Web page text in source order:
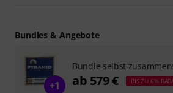
Bundles & Angebote
+1
Bundle selbst
ab 579 € BIS ZU 6%